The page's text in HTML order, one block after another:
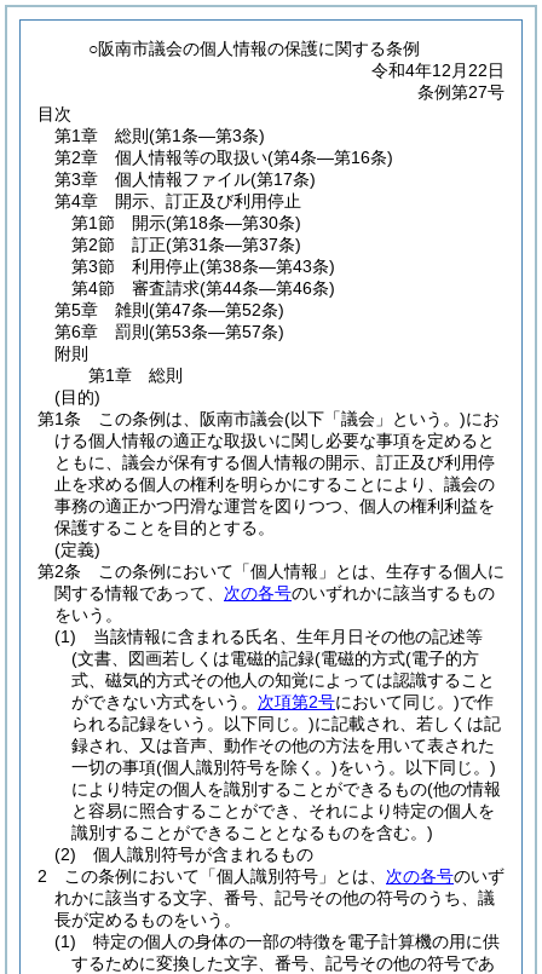
○阪南市議会の個人情報の保護に関する条例
令和4年12月22日
条例第27号
目次
第1章
総則 (第1条―第3条)
第2章
個人情報等の取扱い(第4条―第16条)
第3章
個人情報ファイル(第17条)
第4章
開示、訂正及び利用停止
第1節
開示(第18条―第30条)
第2節
訂正(第31条―第37条)
第3節
利用停止(第38条―第43条)
第4節
審査請求(第44条―第46条)
第5章
雑則 (第47条―第52条)
第6章
罰則 (第53条―第57条)
附則
第1章
総則
(目的)
第1条
この条例は、阪南市議会(以下「議会」という。)にお
ける個人情報の適正な取扱いに関し必要な事項を定めると
ともに、議会が保有する個人情報の開示、訂正及び利用停
止を求める個人の権利を明らかにすることにより、議会の
事務の適正かつ円滑な運営を図りつつ、個人の権利利益を
保護することを目的とする。
(定義)
第2条
この条例において「個人情報」とは、生存する個人に
関する情報であって、 次の各号のいずれかに該当するもの
をいう。
(1)
当該情報に含まれる氏名、生年月日その他の記述等
(文書、図画若しくは電磁的記録(電磁的方式(電子的方
式、磁気的方式その他人の知覚によっては認識すること
ができない方式をいう。 次項第2号において同じ。)で作
られる記録をいう。以下同じ。)に記載され、若しくは記
録され、又は音声、動作その他の方法を用いて表された
一切の事項(個人識別符号を除く。)をいう。以下同じ。)
により特定の個人を識別することができるもの(他の情報
と容易に照合することができ、それにより特定の個人を
識別することができることとなるものを含む。)
(2)
個人識別符号が含まれるもの
2
この条例において「個人識別符号」とは、 次の各号のいず
れかに該当する文字、番号、記号その他の符号のうち、議
長が定めるものをいう。
(1)
特定の個人の身体の一部の特徴を電子計算機の用に供
するために変換した文字、番号、記号その他の符号であ